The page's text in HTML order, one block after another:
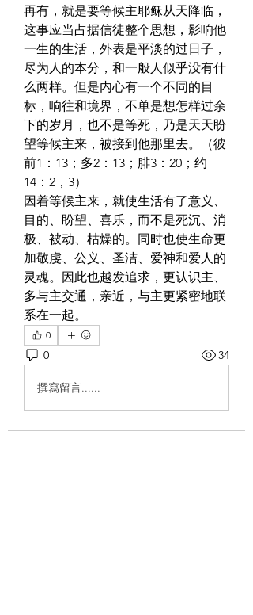
再有，就是要等候主耶稣从天降临，
这事应当占据信徒整个思想，影响他
一生的生活，外表是平淡的过日子，
尽为人的本分，和一般人似乎没有什
么两样。但是内心有一个不同的目
标，响往和境界，不单是想怎样过余
下的岁月，也不是等死，乃是天天盼
望等候主来，被接到他那里去。（彼
前1：13；多2：13；腓3：20；约
14：2，3）
因着等候主来，就使生活有了意义、
目的、盼望、喜乐，而不是死沉、消
极、被动、枯燥的。同时也使生命更
加敬虔、公义、圣洁、爱神和爱人的
灵魂。因此也越发追求，更认识主、
多与主交通，亲近，与主更紧密地联
系在一起。
0
0 34
撰寫留言......